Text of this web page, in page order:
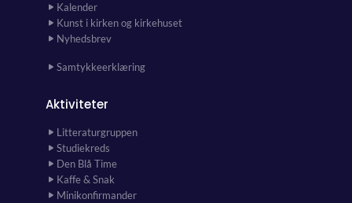
Kalender
Kunst i kirken og kirkehuset
Nyhedsbrev
Samtykkeerklæring
Aktiviteter
Litteraturgruppen
Studiekreds
Den Blå Time
Kaffe & Snak
Minikonfirmander